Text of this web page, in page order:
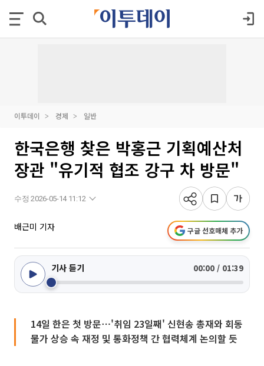
이투데이 경제 일반
한국은행 찾은 박홍근 기획예산처
장관 "유기적 협조 강구 차 방문"
수정 2026-05-14 11:12
배근미 기자 구글 선호매체 추가
기사 듣기 00:00 / 01:39
14일 한은 첫 방문⋯'취임 23일째' 신현송 총재와 회동
물가 상승 속 재정 및 통화정책 간 협력체계 논의할 듯